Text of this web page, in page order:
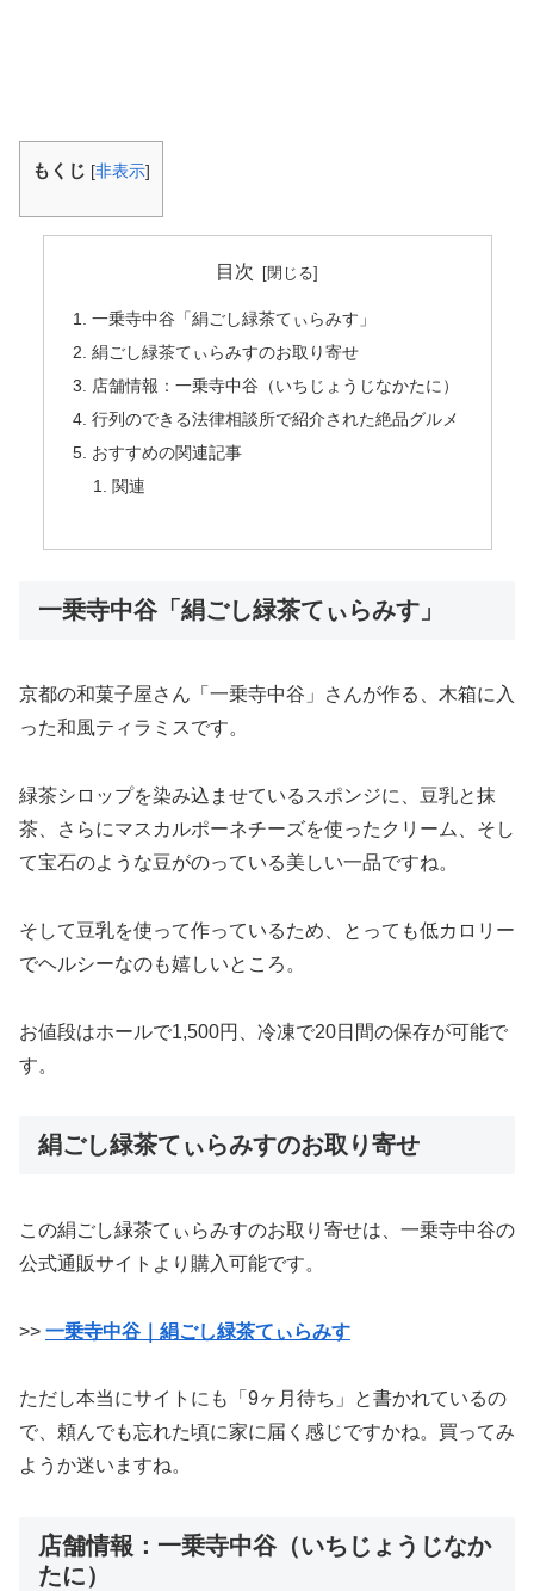
もくじ [非表示]
目次
一乗寺中谷「絹ごし緑茶てぃらみす」
絹ごし緑茶てぃらみすのお取り寄せ
店舗情報：一乗寺中谷（いちじょうじなかたに）
行列のできる法律相談所で紹介された絶品グルメ
おすすめの関連記事
関連
一乗寺中谷「絹ごし緑茶てぃらみす」
京都の和菓子屋さん「一乗寺中谷」さんが作る、木箱に入
った和風ティラミスです。
緑茶シロップを染み込ませているスポンジに、豆乳と抹
茶、さらにマスカルポーネチーズを使ったクリーム、そし
て宝石のような豆がのっている美しい一品ですね。
そして豆乳を使って作っているため、とっても低カロリー
でヘルシーなのも嬉しいところ。
お値段はホールで1,500円、冷凍で20日間の保存が可能で
す。
絹ごし緑茶てぃらみすのお取り寄せ
この絹ごし緑茶てぃらみすのお取り寄せは、一乗寺中谷の
公式通販サイトより購入可能です。
>> 一乗寺中谷｜絹ごし緑茶てぃらみす
ただし本当にサイトにも「9ヶ月待ち」と書かれているの
で、頼んでも忘れた頃に家に届く感じですかね。買ってみ
ようか迷いますね。
店舗情報：一乗寺中谷（いちじょうじなか
たに）